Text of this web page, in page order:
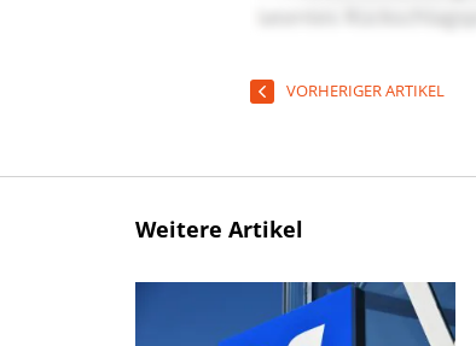
VORHERIGER ARTIKEL
Weitere Artikel